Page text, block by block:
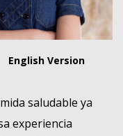
English Version
saludable ya
experiencia